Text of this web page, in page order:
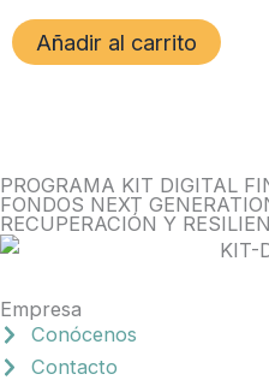
Añadir al carrito
PROGRAMA KIT DIGITAL
FONDOS NEXT
RECUPERACIÓN Y
Empresa
Conócenos
Contacto